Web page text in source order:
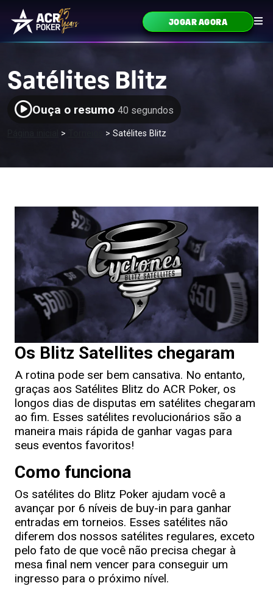
Ir para o conteúdo
Navegação principalJOGAR AGORA
Satélites Blitz
Ouça o resumo 40 segundos
> > Satélites Blitz
Os Blitz Satellites chegaram
A rotina pode ser bem cansativa. No entanto,
graças aos Satélites Blitz do ACR Poker, os
longos dias de disputas em satélites chegaram
ao fim. Esses satélites revolucionários são a
maneira mais rápida de ganhar vagas para
seus eventos favoritos!
Como funciona
Os satélites do Blitz Poker ajudam você a
avançar por 6 níveis de buy-in para ganhar
entradas em torneios. Esses satélites não
diferem dos nossos satélites regulares, exceto
pelo fato de que você não precisa chegar à
mesa final nem vencer para conseguir um
ingresso para o próximo nível.